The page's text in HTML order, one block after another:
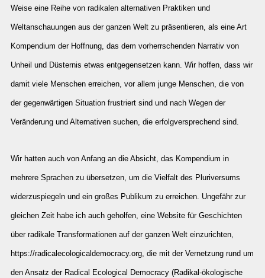
Weise eine Reihe von radikalen alternativen Praktiken und
Weltanschauungen aus der ganzen Welt zu präsentieren, als eine Art
Kompendium der Hoffnung, das dem vorherrschenden Narrativ von
Unheil und Düsternis etwas entgegensetzen kann. Wir hoffen, dass wir
damit viele Menschen erreichen, vor allem junge Menschen, die von
der gegenwärtigen Situation frustriert sind und nach Wegen der
Veränderung und Alternativen suchen, die erfolgversprechend sind.
Wir hatten auch von Anfang an die Absicht, das Kompendium in
mehrere Sprachen zu übersetzen, um die Vielfalt des Pluriversums
widerzuspiegeln und ein großes Publikum zu erreichen. Ungefähr zur
gleichen Zeit habe ich auch geholfen, eine Website für Geschichten
über radikale Transformationen auf der ganzen Welt einzurichten,
https://radicalecologicaldemocracy.org, die mit der Vernetzung rund um
den Ansatz der Radical Ecological Democracy (Radikal-ökologische